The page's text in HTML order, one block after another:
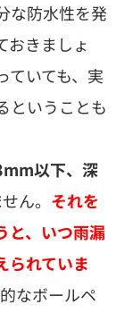
な防水性を発
おきましょ
ていても、実
ということも
以下、深
ん。 それを
と、いつ雨漏
られていま
なボールペ